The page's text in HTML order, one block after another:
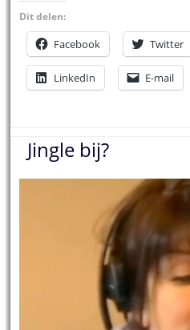
Dit delen:
Facebook Twitter
LinkedIn E-mail
Jingle bij?